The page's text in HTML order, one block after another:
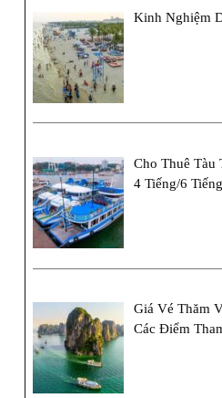
Lượng
Và
Uy
Tín
Kinh Nghiệm
Cho Thuê Tàu
4 Tiếng/6
Giá Vé Thăm
Các Điểm